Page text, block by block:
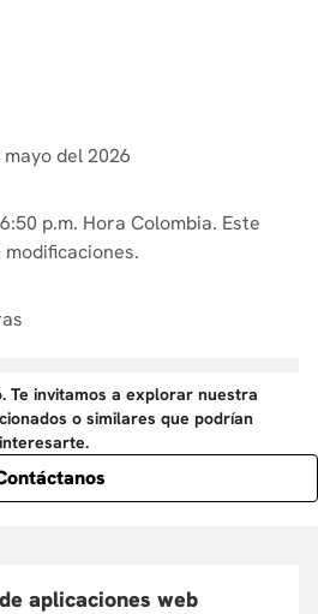
del 2026
p.m. Hora Colombia. Este
Te invitamos a explorar nuestra
o similares que podrían
interesarte.
aplicaciones web